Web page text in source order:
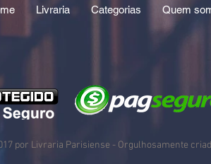
Livraria Categorias Quem
por Livraria Parisiense - Orgulhosamente